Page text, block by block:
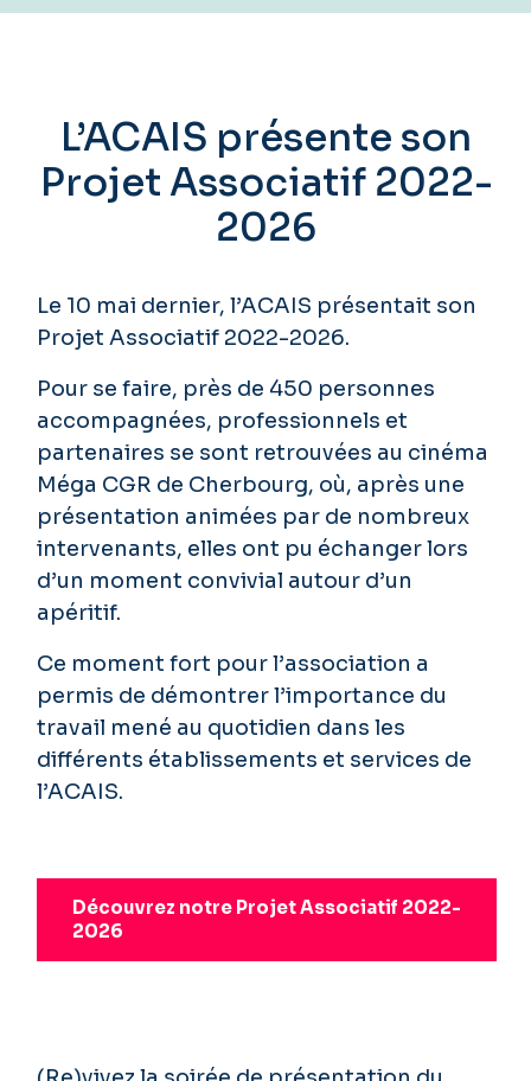
L’ACAIS présente son
Projet Associatif 2022-
2026
Le 10 mai dernier, l’ACAIS présentait son
Projet Associatif 2022-2026.
Pour se faire, près de 450 personnes
accompagnées, professionnels et
partenaires se sont retrouvées au cinéma
Méga CGR de Cherbourg, où, après une
présentation animées par de nombreux
intervenants, elles ont pu échanger lors
d’un moment convivial autour d’un
apéritif.
Ce moment fort pour l’association a
permis de démontrer l’importance du
travail mené au quotidien dans les
différents établissements et services de
l’ACAIS.
Découvrez notre Projet Associatif 2022-
2026